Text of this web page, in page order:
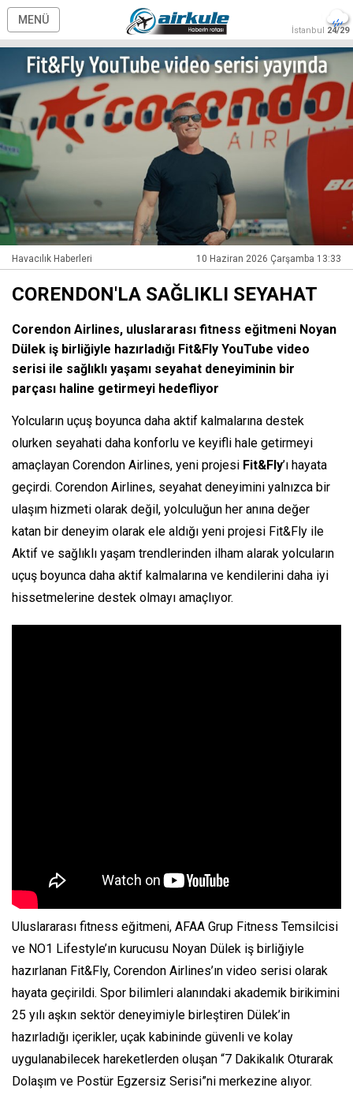
MENÜ
İstanbul 24/29
Havacılık Haberleri 10 Haziran 2026 Çarşamba 13:33
CORENDON'LA SAĞLIKLI SEYAHAT
Corendon Airlines, uluslararası fitness eğitmeni Noyan
Dülek iş birliğiyle hazırladığı Fit&Fly YouTube video
serisi ile sağlıklı yaşamı seyahat deneyiminin bir
parçası haline getirmeyi hedefliyor
Yolcuların uçuş boyunca daha aktif kalmalarına destek
olurken seyahati daha konforlu ve keyifli hale getirmeyi
amaçlayan Corendon Airlines, yeni projesi Fit&Fly’ı hayata
geçirdi. Corendon Airlines, seyahat deneyimini yalnızca bir
ulaşım hizmeti olarak değil, yolculuğun her anına değer
katan bir deneyim olarak ele aldığı yeni projesi Fit&Fly ile
Aktif ve sağlıklı yaşam trendlerinden ilham alarak yolcuların
uçuş boyunca daha aktif kalmalarına ve kendilerini daha iyi
hissetmelerine destek olmayı amaçlıyor.
Uluslararası fitness eğitmeni, AFAA Grup Fitness Temsilcisi
ve NO1 Lifestyle’ın kurucusu Noyan Dülek iş birliğiyle
hazırlanan Fit&Fly, Corendon Airlines’ın video serisi olarak
hayata geçirildi. Spor bilimleri alanındaki akademik birikimini
25 yılı aşkın sektör deneyimiyle birleştiren Dülek’in
hazırladığı içerikler, uçak kabininde güvenli ve kolay
uygulanabilecek hareketlerden oluşan “7 Dakikalık Oturarak
Dolaşım ve Postür Egzersiz Serisi”ni merkezine alıyor.